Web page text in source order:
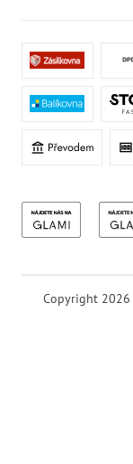
Copyright 2026